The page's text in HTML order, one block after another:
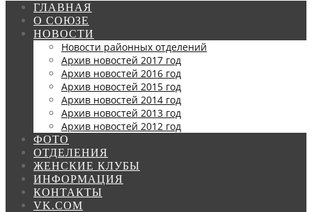
ГЛАВНАЯ
О СОЮЗЕ
НОВОСТИ
Новости районных отделений
Архив новостей 2017 год
Архив новостей 2016 год
Архив новостей 2015 год
Архив новостей 2014 год
Архив новостей 2013 год
Архив новостей 2012 год
ФОТО
ОТДЕЛЕНИЯ
ЖЕНСКИЕ КЛУБЫ
ИНФОРМАЦИЯ
КОНТАКТЫ
VK.COM